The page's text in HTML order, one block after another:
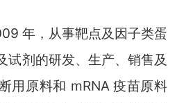
年，从事靶点及因子类蛋
试剂的研发、生产、销售及
用原料和 mRNA 疫苗原料